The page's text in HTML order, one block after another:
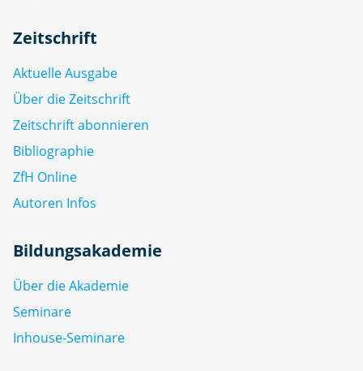
Zeitschrift
Aktuelle Ausgabe
Über die Zeitschrift
Zeitschrift abonnieren
Bibliographie
ZfH Online
Autoren Infos
Bildungsakademie
Über die Akademie
Seminare
Inhouse-Seminare